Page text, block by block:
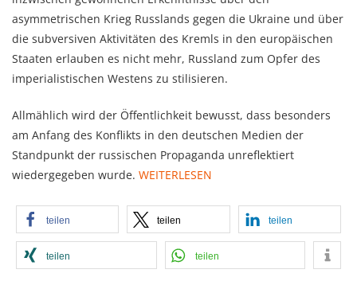
asymmetrischen Krieg Russlands gegen die Ukraine und über
die subversiven Aktivitäten des Kremls in den europäischen
Staaten erlauben es nicht mehr, Russland zum Opfer des
imperialistischen Westens zu stilisieren.
Allmählich wird der Öffentlichkeit bewusst, dass besonders
am Anfang des Konflikts in den deutschen Medien der
Standpunkt der russischen Propaganda unreflektiert
wiedergegeben wurde. WEITERLESEN
teilen teilen teilen
teilen teilen